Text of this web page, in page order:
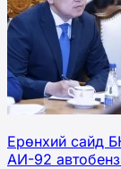
Ерөнхий сайд
АИ-92